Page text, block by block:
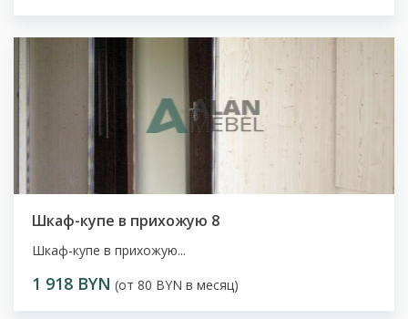
Шкаф-купе в прихожую 8
Шкаф-купе в прихожую...
1 918 BYN (от 80 BYN в месяц)